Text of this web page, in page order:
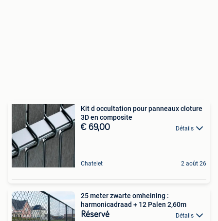
Kit d occultation pour panneaux cloture
3D en composite
€ 69,00 Détails
Chatelet 2 août 26
25 meter zwarte omheining :
harmonicadraad + 12 Palen 2,60m
Réservé Détails